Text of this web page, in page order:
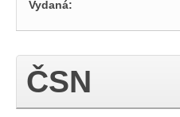
Vydaná:
ČSN